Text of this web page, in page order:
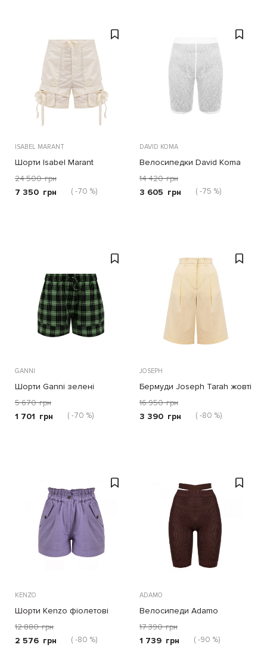
ISABEL MARANT
Шорти Isabel Marant
молочні
24 500 грн
7 350 грн ( -70 %)
DAVID KOMA
Велосипедки David Koma
білі
14 420 грн
3 605 грн ( -75 %)
GANNI
Шорти Ganni зелені
5 670 грн
1 701 грн ( -70 %)
JOSEPH
Бермуди Joseph Tarah жовті
16 950 грн
3 390 грн ( -80 %)
KENZO
Шорти Kenzo фіолетові
12 880 грн
2 576 грн ( -80 %)
ADAMO
Велосипеди Adamo
коричневі
17 390 грн
1 739 грн ( -90 %)